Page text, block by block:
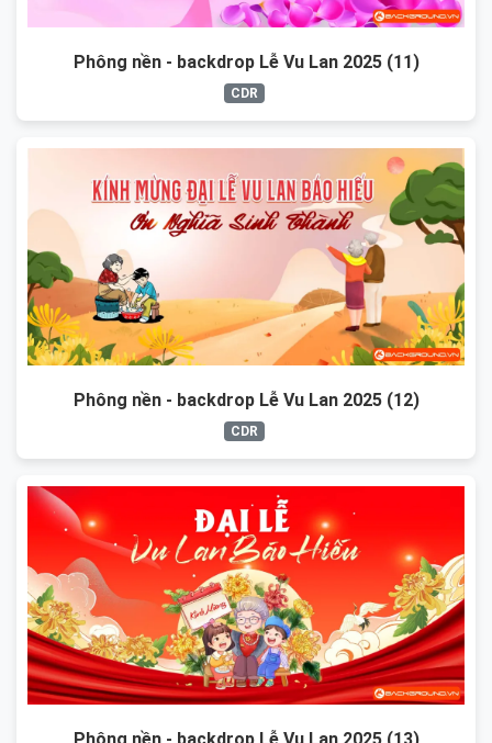
Phông nền - backdrop Lễ Vu Lan 2025 (11)
CDR
Phông nền - backdrop Lễ Vu Lan 2025 (12)
CDR